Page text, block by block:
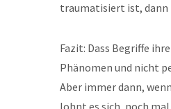
traumatisiert ist, dann
Fazit: Dass Begriffe
Phänomen und nicht
Aber immer dann,
lohnt es sich, noch